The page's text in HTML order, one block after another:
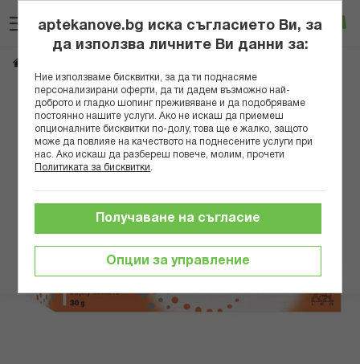
към
съдържанието
Вход
Преминете
края
галерията
aptekanove.bg иска съгласието Ви, за
да използва личните Ви данни за:
Ние използваме бисквитки, за да ти поднасяме
персонализирани оферти, да ти дадем възможно най-
доброто и гладко шопинг преживяване и да подобряваме
постоянно нашите услуги. Ако не искаш да приемеш
опционалните бисквитки по-долу, това ще е жалко, защото
може да повлияе на качеството на поднесените услуги при
нас. Ако искаш да разбереш повече, молим, прочети
Политиката за бисквитки
Опции за управление
Получаване на съгласие